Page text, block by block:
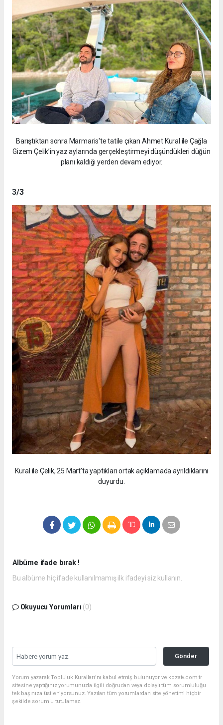
Barıştıktan sonra Marmaris'te tatile çıkan Ahmet Kural ile Çağla
Gizem Çelik’in yaz aylarında gerçekleştirmeyi düşündükleri düğün
planı kaldığı yerden devam ediyor.
3/3
Kural ile Çelik, 25 Mart’ta yaptıkları ortak açıklamada ayrıldıklarını
duyurdu.
Albüme ifade bırak !
Bu albüme hiç ifade kullanılmamış ilk ifadeyi siz kullanın.
Okuyucu Yorumları (0)
Gönder
Yorum yazarak Topluluk Kuralları’nı kabul etmiş bulunuyor ve kozatv.com.tr
sitesine yaptığınız yorumunuzla ilgili doğrudan veya dolaylı tüm sorumluluğu
tek başınıza üstleniyorsunuz. Yazılan tüm yorumlardan site yönetimi hiçbir
şekilde sorumlu tutulamaz.